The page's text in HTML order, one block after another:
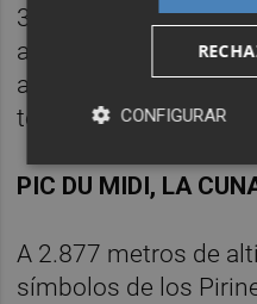
322 metros sobre el
ascensión es
acumulado pero
técnico.
PIC DU MIDI, LA
A 2.877 metros de
símbolos de los
CONFIGURAR